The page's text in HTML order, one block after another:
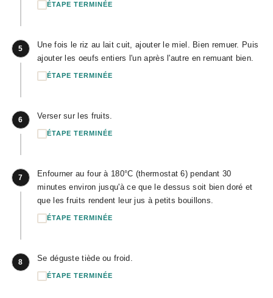
ÉTAPE TERMINÉE
5
Une fois le riz au lait cuit, ajouter le miel. Bien remuer. Puis
ajouter les oeufs entiers l'un après l'autre en remuant bien.
ÉTAPE TERMINÉE
6 Verser sur les fruits.
ÉTAPE TERMINÉE
7
Enfourner au four à 180°C (thermostat 6) pendant 30
minutes environ jusqu'à ce que le dessus soit bien doré et
que les fruits rendent leur jus à petits bouillons.
ÉTAPE TERMINÉE
8 Se déguste tiède ou froid.
ÉTAPE TERMINÉE